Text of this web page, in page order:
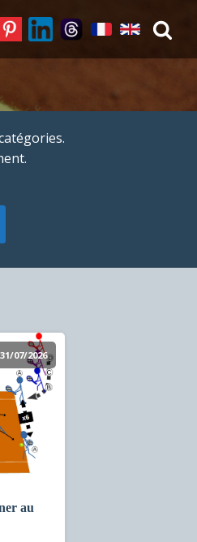
31/07/2026
au